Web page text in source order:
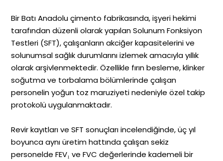
Bir Batı Anadolu çimento fabrikasında, işyeri hekimi
tarafından düzenli olarak yapılan Solunum Fonksiyon
Testleri (SFT), çalışanların akciğer kapasitelerini ve
solunumsal sağlık durumlarını izlemek amacıyla yıllık
olarak arşivlenmektedir. Özellikle fırın besleme, klinker
soğutma ve torbalama bölümlerinde çalışan
personelin yoğun toz maruziyeti nedeniyle özel takip
protokolü uygulanmaktadır.
Revir kayıtları ve SFT sonuçları incelendiğinde, üç yıl
boyunca aynı üretim hattında çalışan sekiz
personelde FEV₁ ve FVC değerlerinde kademeli bir